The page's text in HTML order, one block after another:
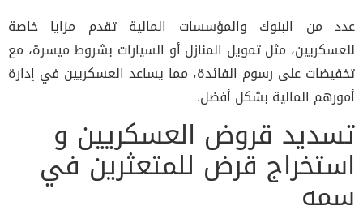
عدد من البنوك والمؤسسات المالية تقدم مزايا خاصة
للعسكريين، مثل تمويل المنازل أو السيارات بشروط ميسرة، مع
تخفيضات على رسوم الفائدة، مما يساعد العسكريين في إدارة
أمورهم المالية بشكل أفضل.
تسديد قروض العسكريين و
استخراج قرض للمتعثرين في
سمه